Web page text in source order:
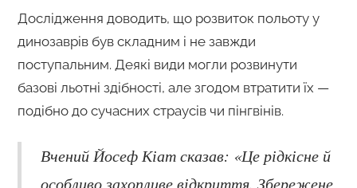
Дослідження доводить, що розвиток польоту у
динозаврів був складним і не завжди
поступальним. Деякі види могли розвинути
базові льотні здібності, але згодом втратити їх —
подібно до сучасних страусів чи пінгвінів.
Вчений Йосеф Кіат сказав: «Це рідкісне й
особливо захопливе відкриття. Збережене